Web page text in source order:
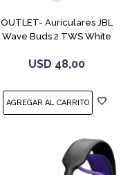
OUTLET- Auriculares JBL
Wave Buds 2 TWS White
USD 48,00